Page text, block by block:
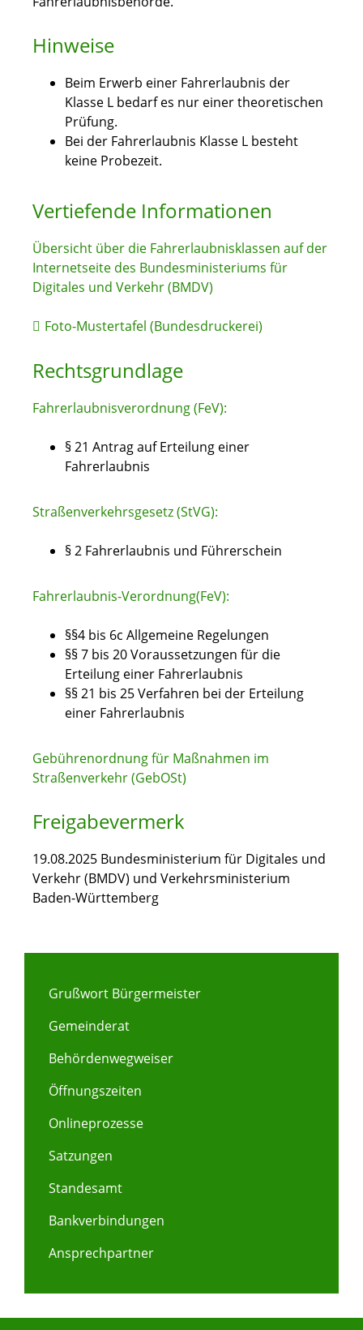
Hinweise
Beim Erwerb einer Fahrerlaubnis der
Klasse L bedarf es nur einer theoretischen
Prüfung.
Bei der Fahrerlaubnis Klasse L besteht
keine Probezeit.
Vertiefende Informationen
Übersicht über die Fahrerlaubnisklassen auf der
Internetseite des Bundesministeriums für
Digitales und Verkehr (BMDV)
Foto-Mustertafel (Bundesdruckerei)
Rechtsgrundlage
Fahrerlaubnisverordnung (FeV):
§ 21 Antrag auf Erteilung einer
Fahrerlaubnis
Straßenverkehrsgesetz (StVG):
§ 2 Fahrerlaubnis und Führerschein
Fahrerlaubnis-Verordnung(FeV):
§§4 bis 6c Allgemeine Regelungen
§§ 7 bis 20 Voraussetzungen für die
Erteilung einer Fahrerlaubnis
§§ 21 bis 25 Verfahren bei der Erteilung
einer Fahrerlaubnis
Gebührenordnung für Maßnahmen im
Straßenverkehr (GebOSt)
Freigabevermerk
19.08.2025 Bundesministerium für Digitales und
Verkehr (BMDV) und Verkehrsministerium
Baden-Württemberg
Grußwort Bürgermeister
Gemeinderat
Behördenwegweiser
Öffnungszeiten
Onlineprozesse
Satzungen
Standesamt
Bankverbindungen
Ansprechpartner